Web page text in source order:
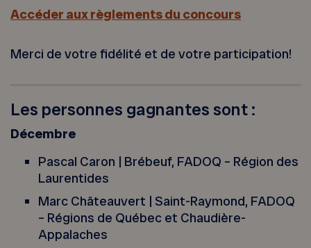
Accéder aux règlements du concours
Merci de votre fidélité et de votre participation!
Les personnes gagnantes sont :
Décembre
Pascal Caron | Brébeuf, FADOQ – Région des
Laurentides
Marc Châteauvert | Saint-Raymond, FADOQ
– Régions de Québec et Chaudière-
Appalaches